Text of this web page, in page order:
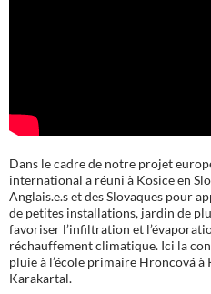
Dans le cadre de notre projet
international a réuni à Kosice en
Anglais.e.s et des Slovaques pour
de petites installations, jardin de
favoriser l’infiltration et
réchauffement climatique. Ici la
pluie à l’école primaire Hroncová à
Karakartal.